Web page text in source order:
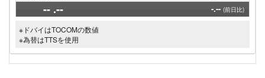
-- .-- -.-- (前日比)
※ドバイはTOCOMの数値
※為替はTTSを使用